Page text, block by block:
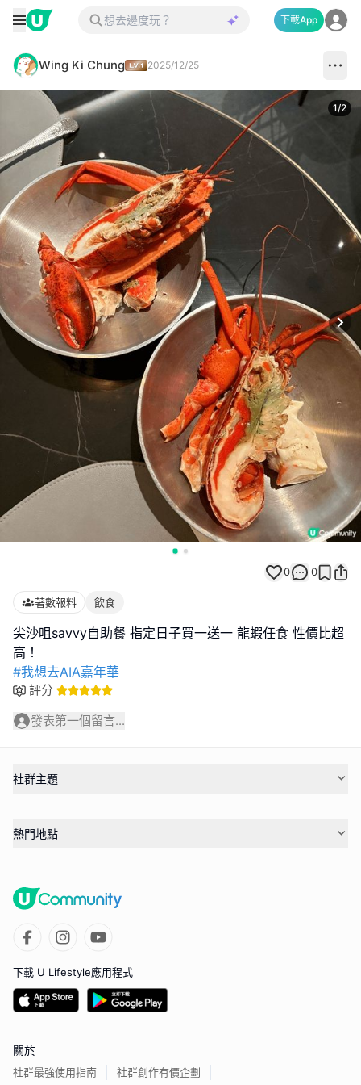
下載App
Wing Ki Chung 2025/12/25
1/2
0 0
著數報料 飲食
尖沙咀savvy自助餐 指定日子買一送一 龍蝦任食 性價比超
#我想去AIA嘉年華
評分
發表第一個留言...
社群主題
熱門地點
下載 U Lifestyle應用程式
關於
社群最強使用指南 社群創作有價企劃